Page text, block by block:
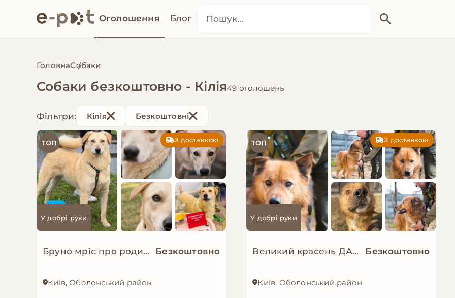
Оголошення Блог
ГоловнаСобаки
Собаки безкоштовно - Кілія49 оголошень
Фільтри: Кілія Безкоштовні
ТОП З доставкою
У добрі руки
Бруно мріє про родину! Безкоштовно
Київ, Оболонський район
ТОП З доставкою
У добрі руки
Великий красень ДАНАЙ Безкоштовно
Київ, Оболонський район